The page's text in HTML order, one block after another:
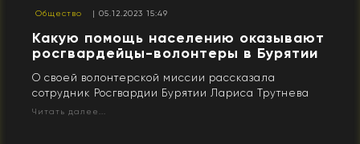
Общество | 05.12.2023 15:49
Какую помощь населению оказывают
росгвардейцы-волонтеры в Бурятии
О своей волонтерской миссии рассказала
сотрудник Росгвардии Бурятии Лариса Трутнева
Читать далее...